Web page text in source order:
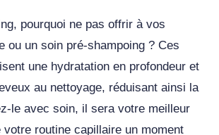
pourquoi ne pas offrir à vos
ou un soin pré-shampoing ? Ces
une hydratation en profondeur et
au nettoyage, réduisant ainsi la
le avec soin, il sera votre meilleur
routine capillaire un moment